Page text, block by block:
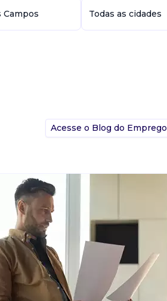
Campos Todas as cidades
Acesse o Blog do Emprego